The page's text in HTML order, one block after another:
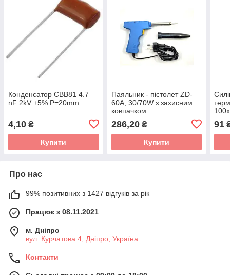
Конденсатор CBB81 4.7
nF 2kV ±5% P=20mm
4,10 ₴
Купити
Паяльник - пістолет ZD-
60A, 30/70W з захисним
ковпачком
286,20₴
Купити
91
Про нас
99% позитивних з 1427 відгуків за рік
Працює з 08.11.2021
м. Дніпро
вул. Курчатова 4, Дніпро, Україна
Контакти